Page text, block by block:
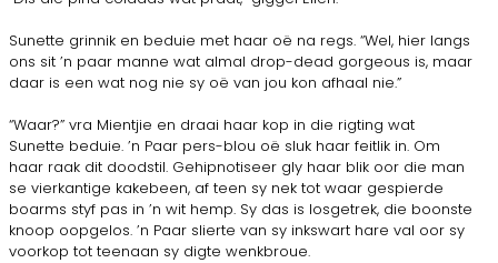
Sunette grinnik en beduie met haar oë na regs. “Wel, hier langs
ons sit ’n paar manne wat almal drop-dead gorgeous is, maar
daar is een wat nog nie sy oë van jou kon afhaal nie.”
“Waar?” vra Mientjie en draai haar kop in die rigting wat
Sunette beduie. ’n Paar pers-blou oë sluk haar feitlik in. Om
haar raak dit doodstil. Gehipnotiseer gly haar blik oor die man
se vierkantige kakebeen, af teen sy nek tot waar gespierde
boarms styf pas in ’n wit hemp. Sy das is losgetrek, die boonste
knoop oopgelos. ’n Paar slierte van sy inkswart hare val oor sy
voorkop tot teenaan sy digte wenkbroue.